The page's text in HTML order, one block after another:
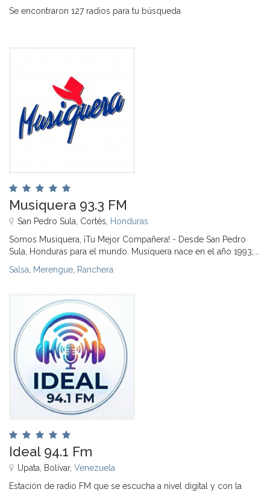
Se encontraron 127 radios para tu búsqueda
Musiquera 93.3 FM
San Pedro Sula, Cortés, Honduras
Somos Musiquera, ¡Tu Mejor Compañera! - Desde San Pedro
Sula, Honduras para el mundo. Musiquera nace en el año 1993;...
Salsa Merengue Ranchera
Ideal 94.1 Fm
Upata, Bolívar, Venezuela
Estación de radio FM que se escucha a nivel digital y con la